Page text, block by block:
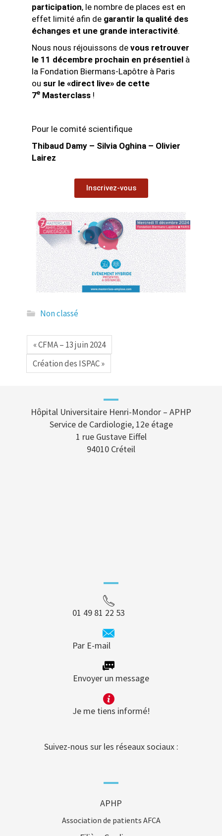
participation, le nombre de places est en
effet limité afin de garantir la qualité des
échanges et une grande interactivité.
Nous nous réjouissons de vous retrouver
le 11 décembre prochain en présentiel à
la Fondation Biermans-Lapôtre à Paris
ou sur le «direct live» de cette
7e Masterclass !
Pour le comité scientifique
Thibaud Damy – Silvia Oghina – Olivier
Lairez
Inscrivez-vous
Non classé
« CFMA – 13 juin 2024
Création des ISPAC »
Hôpital Universitaire Henri-Mondor – APHP
Service de Cardiologie, 12e étage
1 rue Gustave Eiffel
94010 Créteil
01 49 81 22 53
Par E-mail
Envoyer un message
Je me tiens informé!
Suivez-nous sur les réseaux sociaux :
APHP
Association de patients AFCA